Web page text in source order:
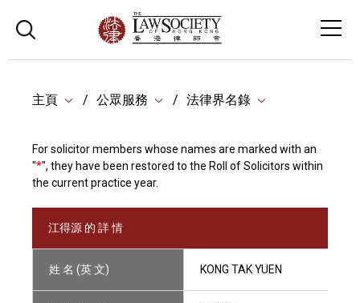
主頁 公眾服務 法律界名錄
For solicitor members whose names are marked with an
"*", they have been restored to the Roll of Solicitors within
the current practice year.
江得源 的 詳 情
姓 名 (英 文) KONG TAK YUEN